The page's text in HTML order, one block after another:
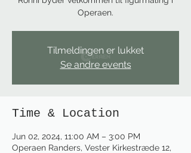
Operaen.
Tilmeldingen er lukket
Se andre events
Time & Location
Jun 02, 2024, 11:00 AM – 3:00 PM
Operaen Randers, Vester Kirkestræde 12,